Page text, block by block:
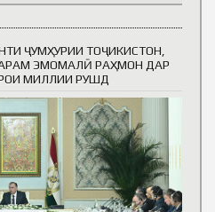
ҶУМҲУРИИ ТОҶИКИСТОН,
ЭМОМАЛӢ РАҲМОН ДАР
МИЛЛИИ РУШД